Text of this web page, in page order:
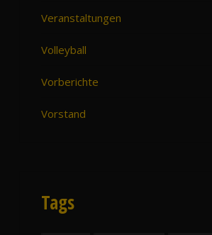
Veranstaltungen
Volleyball
Vorberichte
Vorstand
Tags